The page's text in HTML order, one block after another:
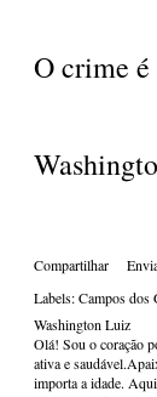
O crime é
Compartilhar
Labels:Campos dos
Washington Luiz
Olá! Sou o coração
ativa e
importa a idade.